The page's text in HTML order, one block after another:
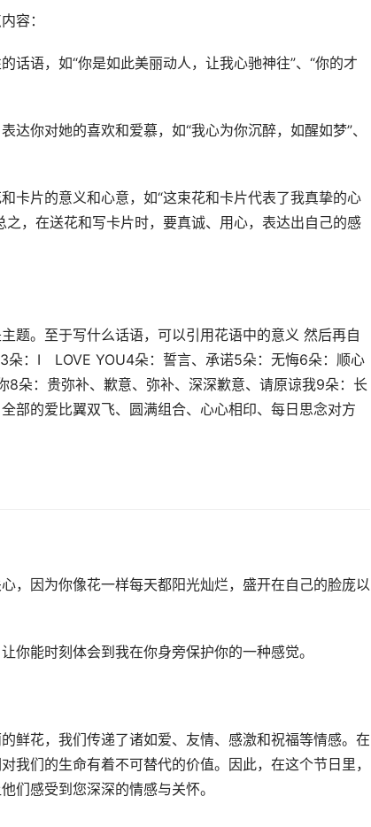
容：
话语，如“你是如此美丽动人，让我心驰神往”、“你的才
你对她的喜欢和爱慕，如“我心为你沉醉，如醒如梦”、
卡片的意义和心意，如“这束花和卡片代表了我真挚的心
，在送花和写卡片时，要真诚、用心，表达出自己的感
题。至于写什么话语，可以引用花语中的意义 然后再自
朵：I LOVE YOU4朵：誓言、承诺5朵：无悔6朵：顺心
朵：贵弥补、歉意、弥补、深深歉意、请原谅我9朵：长
部的爱比翼双飞、圆满组合、心心相印、每日思念对方
，因为你像花一样每天都阳光灿烂，盛开在自己的脸庞以
你能时刻体会到我在你身旁保护你的一种感觉。
鲜花，我们传递了诸如爱、友情、感激和祝福等情感。在
我们的生命有着不可替代的价值。因此，在这个节日里，
们感受到您深深的情感与关怀。